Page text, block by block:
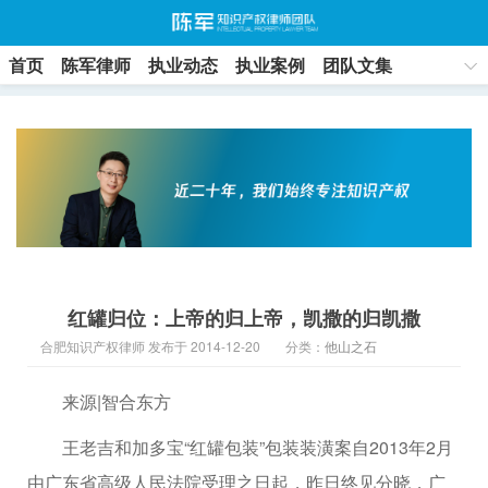
首页 陈军律师 执业动态 执业案例
团队文集
红罐归位：上帝的归上帝，凯撒的归凯撒
合肥知识产权律师 发布于 2014-12-20 分类： 他山之石
来源|智合东方
王老吉和加多宝“红罐包装”包装装潢案自2013年2月
由广东省高级人民法院受理之日起，昨日终见分晓，广